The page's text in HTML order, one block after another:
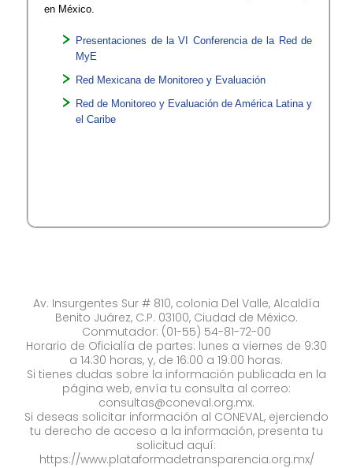
en México.
Presentaciones de la VI Conferencia de la Red de
MyE
Red Mexicana de Monitoreo y Evaluación
Red de Monitoreo y Evaluación de América Latina y
el Caribe​
Av. Insurgentes Sur # 810, colonia Del Valle, Alcaldía
Benito Juárez, C.P. 03100, Ciudad de México.
Conmutador: (01-55) 54-81-72-00
Horario de Oficialía de partes: lunes a viernes de 9:30
a 14:30 horas, y, de 16:00 a 19:00 horas.
Si tienes dudas sobre la información publicada en la
página web, envía tu consulta al correo:
consultas@coneval.org.mx.
Si deseas solicitar información al CONEVAL, ejerciendo
tu derecho de acceso a la información, presenta tu
solicitud aquí:
https://www.plataformadetransparencia.org.mx/